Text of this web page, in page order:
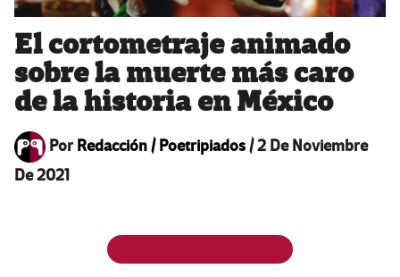
El cortometraje animado
sobre la muerte más caro
de la historia en México
PorRedacción / Poetripiados/2 De Noviembre
De 2021